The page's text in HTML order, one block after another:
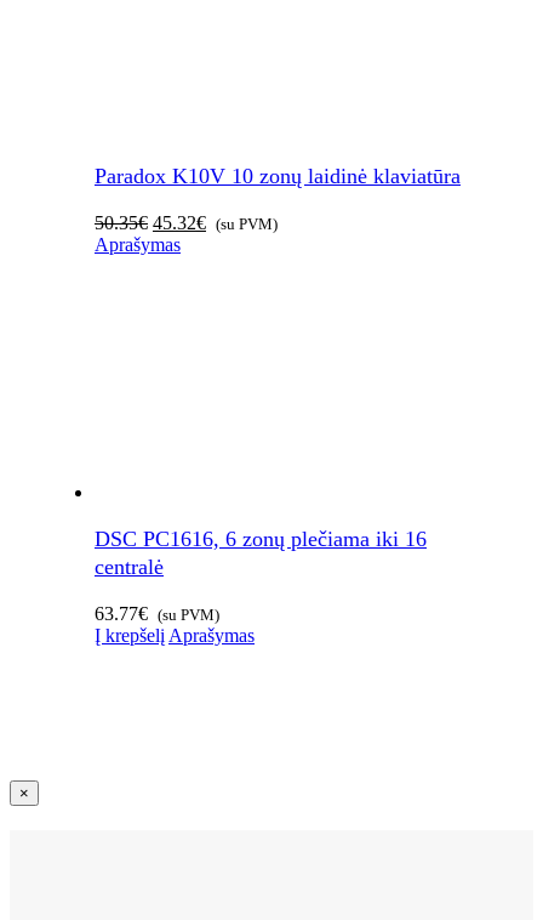
Paradox K10V 10 zonų laidinė klaviatūra
50.35€ Original
price
45.32€Current
(su PVM)
Aprašymas
DSC PC1616, 6 zonų plečiama iki 16
centralė
63.77€ (su PVM)
Į krepšelį Aprašymas
Close
product
×